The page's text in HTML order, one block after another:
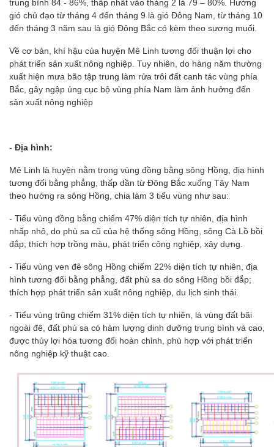
trung bình 84 - 86%, thấp nhất vào tháng 2 là 79 – 80%. Hướng
gió chủ đạo từ tháng 4 đến tháng 9 là gió Đông Nam, từ tháng 10
đến tháng 3 năm sau là gió Đông Bắc có kèm theo sương muối.
Về cơ bản, khí hậu của huyện Mê Linh tương đối thuận lợi cho
phát triển sản xuất nông nghiệp. Tuy nhiên, do hàng năm thường
xuất hiện mưa bão tập trung làm rửa trôi đất canh tác vùng phía
Bắc, gây ngập úng cục bộ vùng phía Nam làm ảnh hưởng đến
sản xuất nông nghiệp
- Địa hình:
Mê Linh là huyện nằm trong vùng đồng bằng sông Hồng, địa hình
tương đối bằng phẳng, thấp dần từ Đông Bắc xuống Tây Nam
theo hướng ra sông Hồng, chia làm 3 tiểu vùng như sau:
- Tiểu vùng đồng bằng chiếm 47% diện tích tự nhiên, địa hình
nhấp nhô, do phù sa cũ của hệ thống sông Hồng, sông Cà Lồ bồi
đắp; thích hợp trồng màu, phát triển công nghiệp, xây dựng.
- Tiểu vùng ven đê sông Hồng chiếm 22% diện tích tự nhiên, địa
hình tương đối bằng phẳng, đất phù sa do sông Hồng bồi đắp;
thích hợp phát triển sản xuất nông nghiệp, du lịch sinh thái.
- Tiểu vùng trũng chiếm 31% diện tích tự nhiên, là vùng đất bãi
ngoài đê, đất phù sa có hàm lượng dinh dưỡng trung bình và cao,
được thủy lợi hóa tương đối hoàn chỉnh, phù hợp với phát triển
nông nghiệp kỹ thuật cao.